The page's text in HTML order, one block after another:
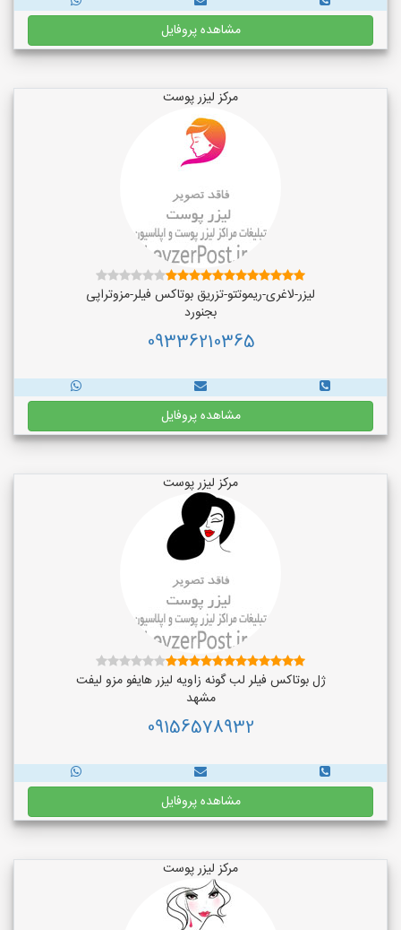
مشاهده پروفایل
مرکز لیزر پوست
لیزر-لاغری-ریموتتو-تزریق بوتاکس فیلر-مزوتراپی
بجنورد
09336210365
مشاهده پروفایل
مرکز لیزر پوست
ژل بوتاکس فیلر لب گونه زاویه لیزر هایفو مزو لیفت
مشهد
09156578932
مشاهده پروفایل
مرکز لیزر پوست